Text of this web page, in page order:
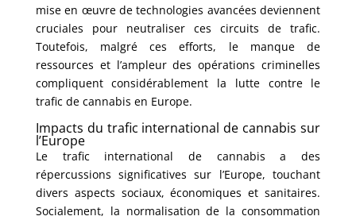
mise en œuvre de technologies avancées deviennent
cruciales pour neutraliser ces circuits de trafic.
Toutefois, malgré ces efforts, le manque de
ressources et l’ampleur des opérations criminelles
compliquent considérablement la lutte contre le
trafic de cannabis en Europe.
Impacts du trafic international de cannabis sur
l’Europe
Le trafic international de cannabis a des
répercussions significatives sur l’Europe, touchant
divers aspects sociaux, économiques et sanitaires.
Socialement, la normalisation de la consommation